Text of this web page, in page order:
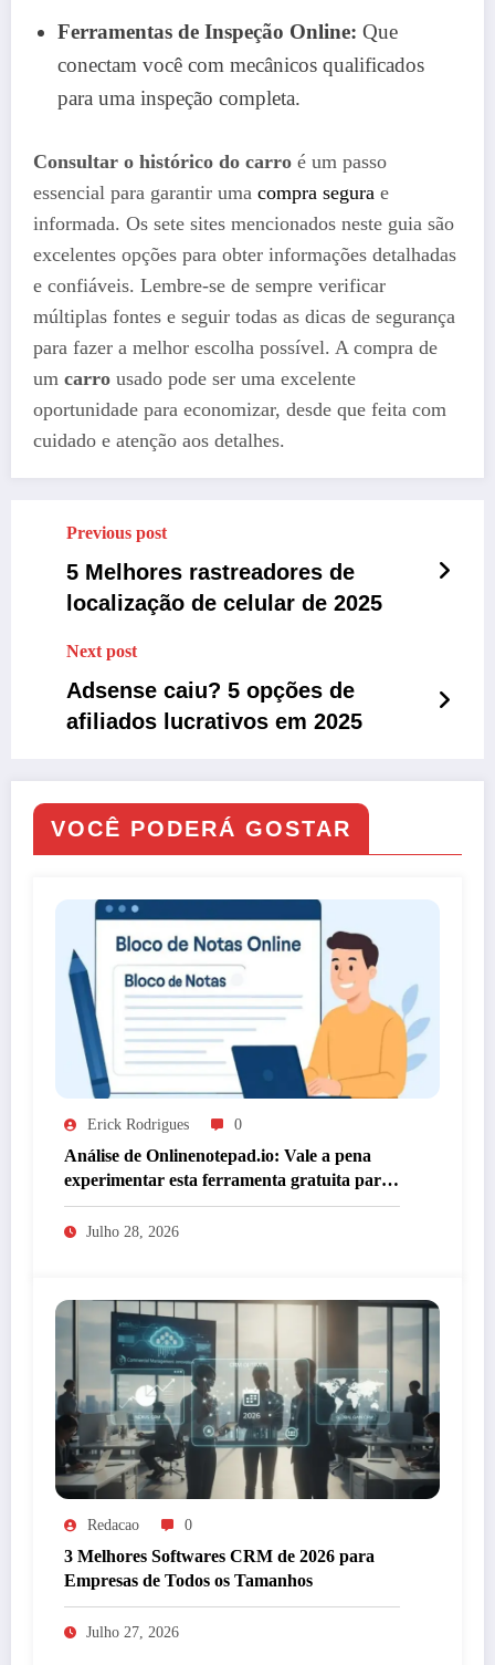
Ferramentas de Inspeção Online: Que
conectam você com mecânicos qualificados
para uma inspeção completa.
Consultar o histórico do carro é um passo
essencial para garantir uma compra segura e
informada. Os sete sites mencionados neste guia são
excelentes opções para obter informações detalhadas
e confiáveis. Lembre-se de sempre verificar
múltiplas fontes e seguir todas as dicas de segurança
para fazer a melhor escolha possível. A compra de
um carro usado pode ser uma excelente
oportunidade para economizar, desde que feita com
cuidado e atenção aos detalhes.
Previous post
5 Melhores rastreadores de
localização de celular de 2025
Next post
Adsense caiu? 5 opções de
afiliados lucrativos em 2025
VOCÊ PODERÁ GOSTAR
Erick Rodrigues 0
Análise de Onlinenotepad.io: Vale a pena
experimentar esta ferramenta gratuita para
anotações?
Julho 28, 2026
Redacao 0
3 Melhores Softwares CRM de 2026 para
Empresas de Todos os Tamanhos
Julho 27, 2026